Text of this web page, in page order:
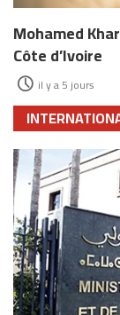
Mohamed
Côte d’Ivoire
il y a 5 jours